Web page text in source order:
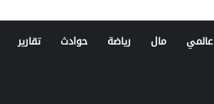
عالمي مال رياضة حوادث تقارير